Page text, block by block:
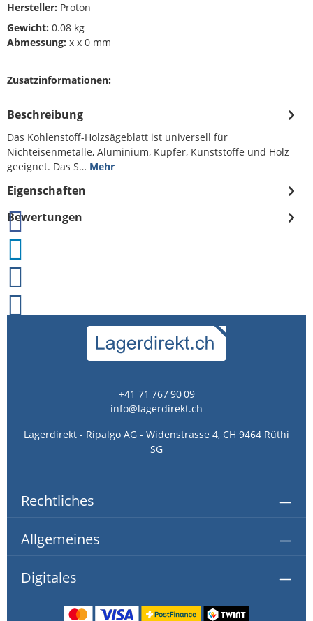
Hersteller: Proton
Gewicht: 0.08 kg
Abmessung: x x 0 mm
Zusatzinformationen:
Beschreibung
Das Kohlenstoff-Holzsägeblatt ist universell für
Nichteisenmetalle, Aluminium, Kupfer, Kunststoffe und Holz
geeignet. Das S… Mehr
Eigenschaften
Bewertungen
+41 71 767 90 09
info@lagerdirekt.ch
Lagerdirekt - Ripalgo AG - Widenstrasse 4, CH 9464 Rüthi
SG
Rechtliches
Allgemeines
Digitales